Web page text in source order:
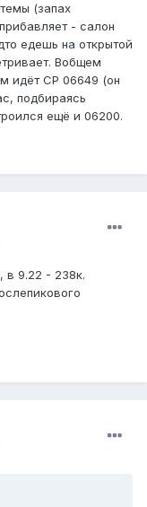
(запах
- салон
едешь на открытой
Вобщем
идёт СР 06649 (он
подбираясь
ещё и 06200.
в 9.22 - 238к.